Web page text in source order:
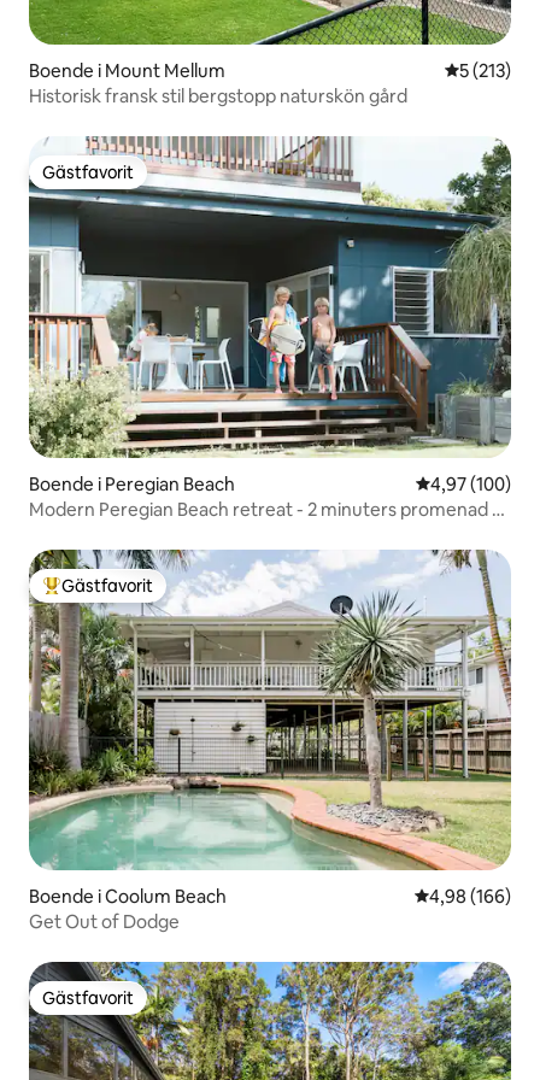
Boende i Mount Mellum 5 av 5 i
5 (213)
Historisk fransk stil bergstopp naturskön gård
Gästfavorit
Gästfavorit
Boende i Peregian Beach 4,97 av 5 i
4,97 (100)
Modern Peregian Beach retreat - 2 minuters promenad till
Populär gästfavorit
Gästfavorit
Boende i Coolum Beach 4,98 av 5 i
4,98 (166)
Get Out of Dodge
Gästfavorit
Gästfavorit